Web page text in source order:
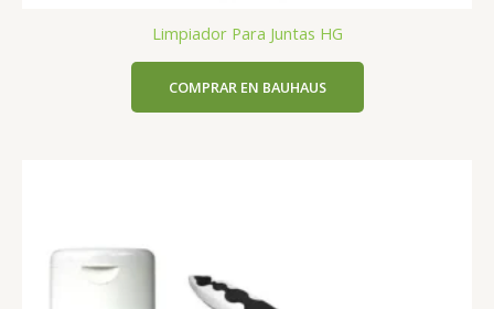
Limpiador Para Juntas HG
COMPRAR EN BAUHAUS